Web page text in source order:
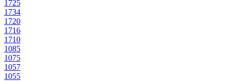
1725
1734
1720
1716
1710
1085
1075
1057
1055